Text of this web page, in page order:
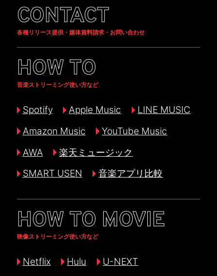
CONTACT
各種リリース提供・媒体資料請求・お問い合わせ
HOW TO
音楽ストリーミング使い方など
Spotify Apple Music
LINE MUSIC
Amazon Music
YouTube Music
AWA
楽天ミュージック
SMART USEN
音楽アプリ比較
HOW TO MOVIE
映像ストリーミング使い方など
Netflix Hulu
U-NEXT